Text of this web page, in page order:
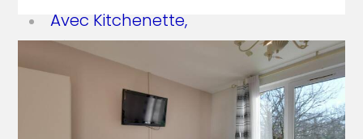
Avec Kitchenette,
séjour,
2 chambres,
salle de bain,
toilettes indépendantes.